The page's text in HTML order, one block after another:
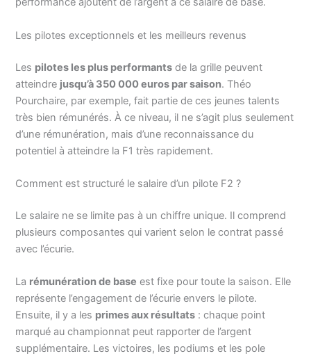
Les pilotes exceptionnels et les meilleurs revenus
Les pilotes les plus performants de la grille peuvent
atteindre jusqu’à 350 000 euros par saison. Théo
Pourchaire, par exemple, fait partie de ces jeunes talents
très bien rémunérés. À ce niveau, il ne s’agit plus seulement
d’une rémunération, mais d’une reconnaissance du
potentiel à atteindre la F1 très rapidement.
Comment est structuré le salaire d’un pilote F2 ?
Le salaire ne se limite pas à un chiffre unique. Il comprend
plusieurs composantes qui varient selon le contrat passé
avec l’écurie.
La rémunération de base est fixe pour toute la saison. Elle
représente l’engagement de l’écurie envers le pilote.
Ensuite, il y a les primes aux résultats : chaque point
marqué au championnat peut rapporter de l’argent
supplémentaire. Les victoires, les podiums et les pole